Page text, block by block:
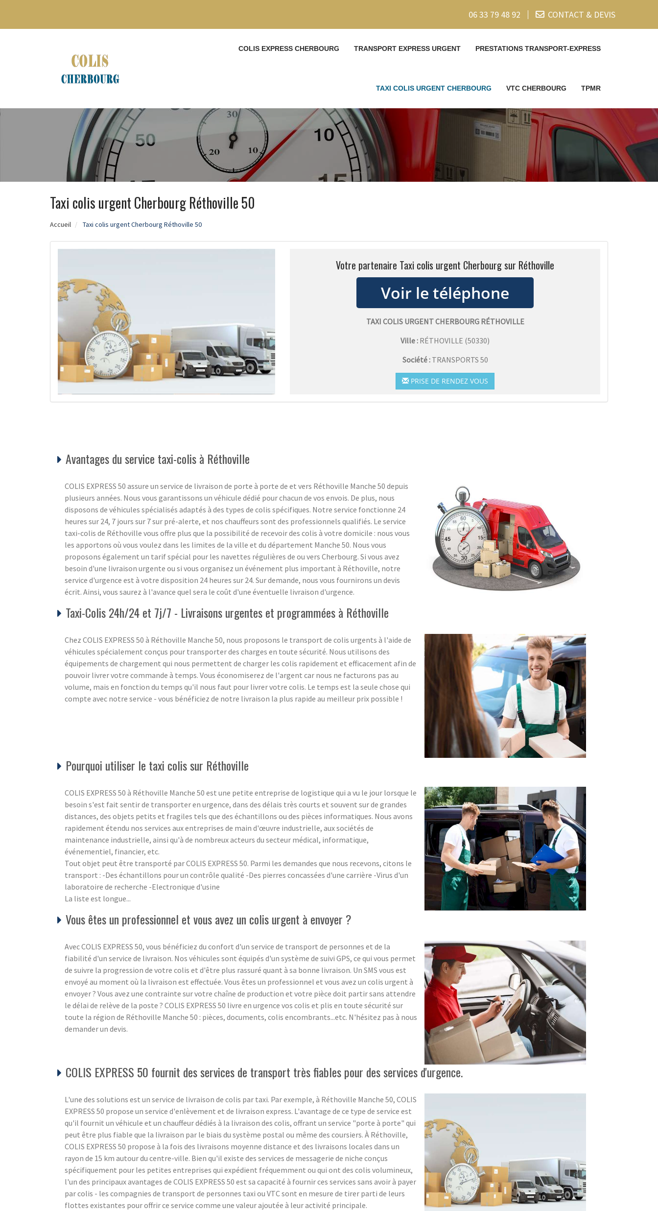
06 33 79 48 92 CONTACT & DEVIS
COLIS EXPRESS CHERBOURG TRANSPORT EXPRESS URGENT PRESTATIONS TRANSPORT-EXPRESS
TAXI COLIS URGENT CHERBOURG VTC CHERBOURG TPMR
Taxi colis urgent Cherbourg Réthoville 50
Accueil Taxi colis urgent Cherbourg Réthoville 50
Votre partenaire Taxi colis urgent Cherbourg sur Réthoville
TAXI COLIS URGENT CHERBOURG RÉTHOVILLE
Ville : RÉTHOVILLE (50330)
Société : TRANSPORTS 50
PRISE DE RENDEZ VOUS
Avantages du service taxi-colis à Réthoville
COLIS EXPRESS 50 assure un service de livraison de porte à porte de et vers Réthoville Manche 50 depuis
plusieurs années. Nous vous garantissons un véhicule dédié pour chacun de vos envois. De plus, nous
disposons de véhicules spécialisés adaptés à des types de colis spécifiques. Notre service fonctionne 24
heures sur 24, 7 jours sur 7 sur pré-alerte, et nos chauffeurs sont des professionnels qualifiés. Le service
taxi-colis de Réthoville vous offre plus que la possibilité de recevoir des colis à votre domicile : nous vous
les apportons où vous voulez dans les limites de la ville et du département Manche 50. Nous vous
proposons également un tarif spécial pour les navettes régulières de ou vers Cherbourg. Si vous avez
besoin d'une livraison urgente ou si vous organisez un événement plus important à Réthoville, notre
service d'urgence est à votre disposition 24 heures sur 24. Sur demande, nous vous fournirons un devis
écrit. Ainsi, vous saurez à l'avance quel sera le coût d'une éventuelle livraison d'urgence.
Taxi-Colis 24h/24 et 7j/7 - Livraisons urgentes et programmées à Réthoville
Chez COLIS EXPRESS 50 à Réthoville Manche 50, nous proposons le transport de colis urgents à l'aide de
véhicules spécialement conçus pour transporter des charges en toute sécurité. Nous utilisons des
équipements de chargement qui nous permettent de charger les colis rapidement et efficacement afin de
pouvoir livrer votre commande à temps. Vous économiserez de l'argent car nous ne facturons pas au
volume, mais en fonction du temps qu'il nous faut pour livrer votre colis. Le temps est la seule chose qui
compte avec notre service - vous bénéficiez de notre livraison la plus rapide au meilleur prix possible !
Pourquoi utiliser le taxi colis sur Réthoville
COLIS EXPRESS 50 à Réthoville Manche 50 est une petite entreprise de logistique qui a vu le jour lorsque le
besoin s'est fait sentir de transporter en urgence, dans des délais très courts et souvent sur de grandes
distances, des objets petits et fragiles tels que des échantillons ou des pièces informatiques. Nous avons
rapidement étendu nos services aux entreprises de main d'œuvre industrielle, aux sociétés de
maintenance industrielle, ainsi qu'à de nombreux acteurs du secteur médical, informatique,
événementiel, financier, etc.
Tout objet peut être transporté par COLIS EXPRESS 50. Parmi les demandes que nous recevons, citons le
transport : -Des échantillons pour un contrôle qualité -Des pierres concassées d'une carrière -Virus d'un
laboratoire de recherche -Electronique d'usine
La liste est longue...
Vous êtes un professionnel et vous avez un colis urgent à envoyer ?
Avec COLIS EXPRESS 50, vous bénéficiez du confort d'un service de transport de personnes et de la
fiabilité d'un service de livraison. Nos véhicules sont équipés d'un système de suivi GPS, ce qui vous permet
de suivre la progression de votre colis et d'être plus rassuré quant à sa bonne livraison. Un SMS vous est
envoyé au moment où la livraison est effectuée. Vous êtes un professionnel et vous avez un colis urgent à
envoyer ? Vous avez une contrainte sur votre chaîne de production et votre pièce doit partir sans attendre
le délai de relève de la poste ? COLIS EXPRESS 50 livre en urgence vos colis et plis en toute sécurité sur
toute la région de Réthoville Manche 50 : pièces, documents, colis encombrants...etc. N'hésitez pas à nous
demander un devis.
COLIS EXPRESS 50 fournit des services de transport très fiables pour des services d'urgence.
L'une des solutions est un service de livraison de colis par taxi. Par exemple, à Réthoville Manche 50, COLIS
EXPRESS 50 propose un service d'enlèvement et de livraison express. L'avantage de ce type de service est
qu'il fournit un véhicule et un chauffeur dédiés à la livraison des colis, offrant un service "porte à porte" qui
peut être plus fiable que la livraison par le biais du système postal ou même des coursiers. À Réthoville,
COLIS EXPRESS 50 propose à la fois des livraisons moyenne distance et des livraisons locales dans un
rayon de 15 km autour du centre-ville. Bien qu'il existe des services de messagerie de niche conçus
spécifiquement pour les petites entreprises qui expédient fréquemment ou qui ont des colis volumineux,
l'un des principaux avantages de COLIS EXPRESS 50 est sa capacité à fournir ces services sans avoir à payer
par colis - les compagnies de transport de personnes taxi ou VTC sont en mesure de tirer parti de leurs
flottes existantes pour offrir ce service comme une valeur ajoutée à leur activité principale.